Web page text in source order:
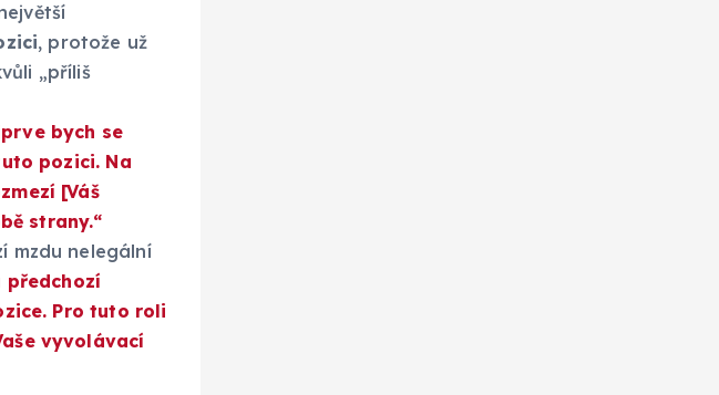
, protože už
„příliš
bych se
pozici. Na
[Váš
strany.“
mzdu nelegální
předchozí
Pro tuto roli
vyvolávací